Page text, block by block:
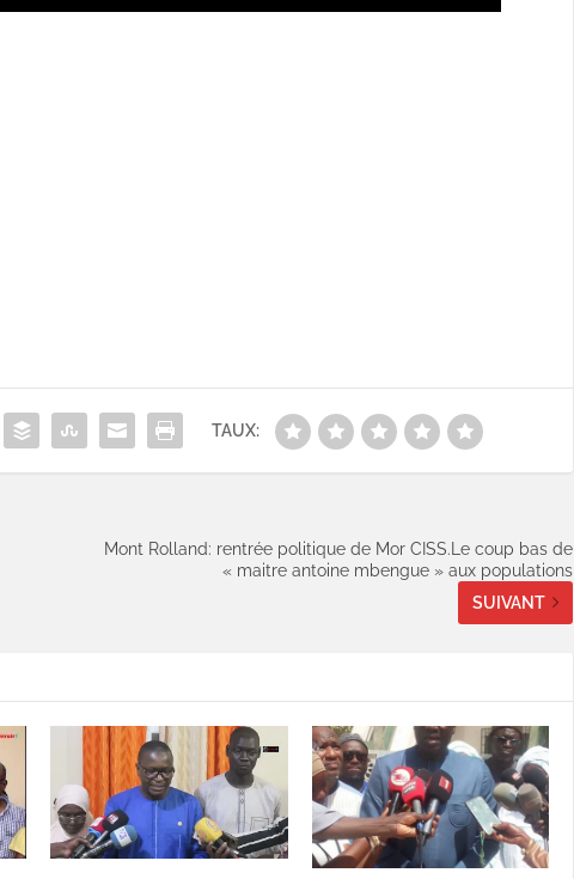
TAUX:
Mont Rolland: rentrée politique de Mor CISS.Le coup bas de
« maitre antoine mbengue » aux populations
SUIVANT